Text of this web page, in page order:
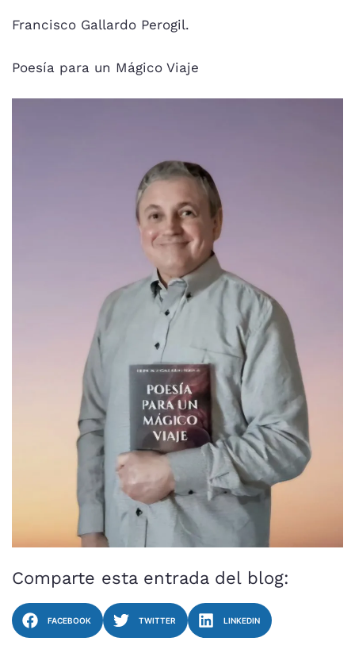
Francisco Gallardo Perogil.
Poesía para un Mágico Viaje
Comparte esta entrada del blog:
FACEBOOK TWITTER LINKEDIN